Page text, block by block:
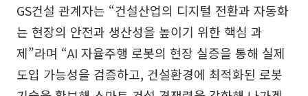
GS건설 관계자는 “건설산업의 디지털 전환과 자동화
는 현장의 안전과 생산성을 높이기 위한 핵심 과
제”라며 “AI 자율주행 로봇의 현장 실증을 통해 실제
도입 가능성을 검증하고, 건설환경에 최적화된 로봇